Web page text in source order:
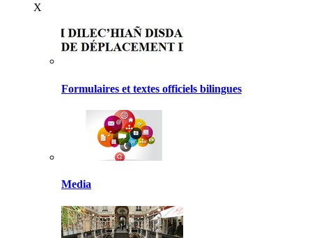
X
Formulaires et textes officiels bilingues
Media